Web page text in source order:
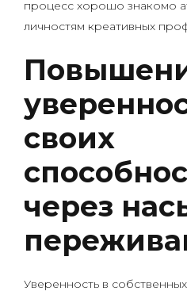
процесс хорошо знакомо
личностям креативных
своих
через
Уверенность в